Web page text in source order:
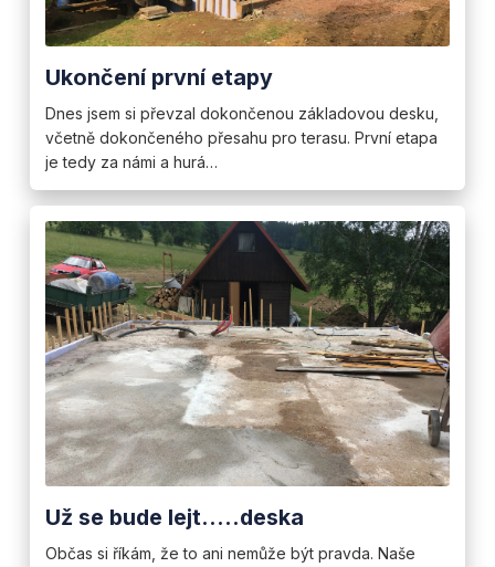
Ukončení první etapy
Dnes jsem si převzal dokončenou základovou desku,
včetně dokončeného přesahu pro terasu. První etapa
je tedy za námi a hurá…
Už se bude lejt…..deska
Občas si říkám, že to ani nemůže být pravda. Naše